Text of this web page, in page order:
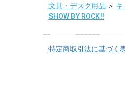
文具・デスク用品 ＞ キ
SHOW BY ROCK!!
特定商取引法に基づく